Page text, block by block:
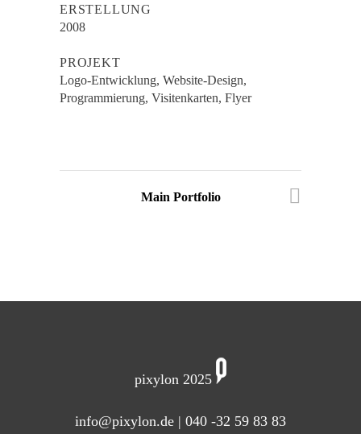
ERSTELLUNG
2008
PROJEKT
Logo-Entwicklung, Website-Design,
Programmierung, Visitenkarten, Flyer
Main Portfolio
pixylon 2025
info@pixylon.de | 040 -32 59 83 83